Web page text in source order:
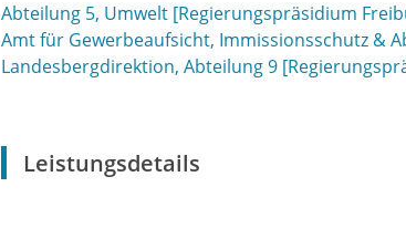
Abteilung 5, Umwelt [Regierungspräsidium
Amt für Gewerbeaufsicht, Immissionsschutz &
Landesbergdirektion, Abteilung 9
Leistungsdetails